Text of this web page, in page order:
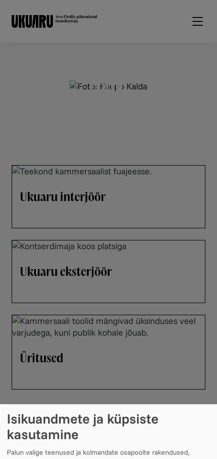
Fotod
Ukuaru interjöör
Ukuaru eksterjöör
Üritused
Isikuandmete ja küpsiste
kasutamine
Palun valige teenused ja kolmandate osapoolte rakendused,